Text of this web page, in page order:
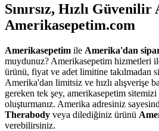
Sınırsız, Hızlı Güvenilir
Amerikasepetim.com
Amerikasepetim ile Amerika'dan
muydunuz? Amerikasepetim hizmetleri
ürünü, fiyat ve adet limitine takılmadan
Amerika'dan limitsiz ve hızlı alışverişe
gereken tek şey, amerikasepetim
oluşturmanız. Amerika adresiniz
Therabody veya dilediğiniz ürünü
verebilirsiniz.